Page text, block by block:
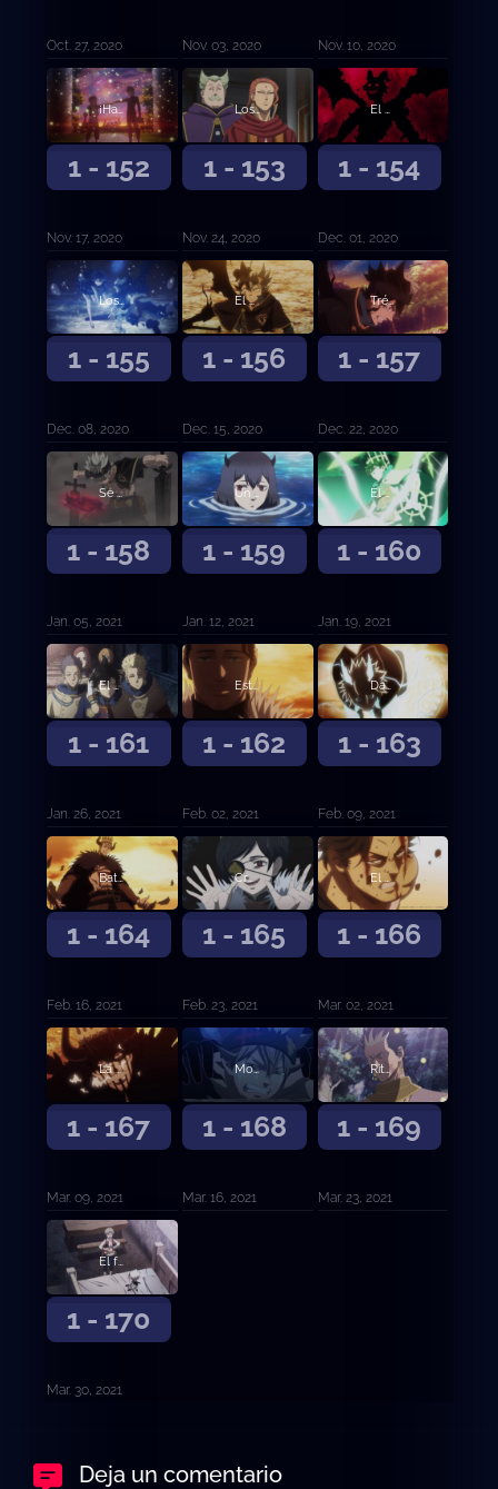
Oct. 27, 2020 Nov. 03, 2020 Nov. 10, 2020
1 - 152
¡Hacia el mañana!
Nov. 17, 2020
1 - 153
Los elegidos
Nov. 24, 2020
1 - 154
El vicecapitán Langris Vaude
Dec. 01, 2020
1 - 155
Los cinco Espíritus Guardianes
Dec. 08, 2020
1 - 156
El poder despierta
Dec. 15, 2020
1 - 157
Trébol de cinco hojas
Dec. 22, 2020
1 - 158
Se abre el telón de esperanza y desesperación
Jan. 05, 2021
1 - 159
Un lago tranquilo y la sombra del bosque
Jan. 12, 2021
1 - 160
El mensajero del Reino de la Pica
Jan. 19, 2021
1 - 161
El poder de Zenon
Jan. 26, 2021
1 - 162
Estalla una gran batalla
Feb. 02, 2021
1 - 163
Dante contra el capitán de los Toros Negros
Feb. 09, 2021
1 - 164
Batalla en el Reino del Corazón
Feb. 16, 2021
1 - 165
Cruzada de agua
Feb. 23, 2021
1 - 166
El capitán Yami Sukehiro
Mar. 02, 2021
1 - 167
La promesa negra
Mar. 09, 2021
1 - 168
Movimientos superiores
Mar. 16, 2021
1 - 169
Ritual de obediencia
Mar. 23, 2021
1 - 170
El futuro distante
Mar. 30, 2021
Deja un comentario